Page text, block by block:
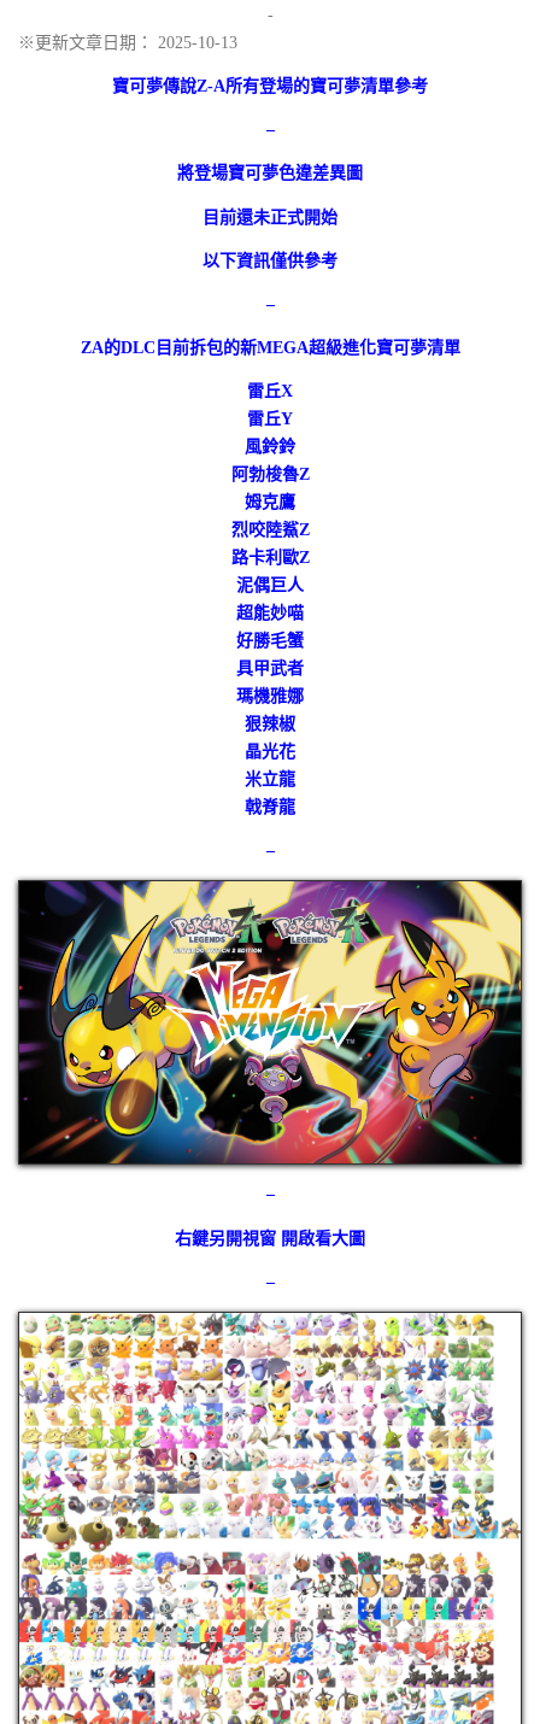
-
※更新文章日期： 2025-10-13
寶可夢傳說Z-A所有登場的寶可夢清單參考
–
將登場寶可夢色違差異圖
目前還未正式開始
以下資訊僅供參考
–
ZA的DLC目前拆包的新MEGA超級進化寶可夢清單
雷丘X
雷丘Y
風鈴鈴
阿勃梭魯Z
姆克鷹
烈咬陸鯊Z
路卡利歐Z
泥偶巨人
超能妙喵
好勝毛蟹
具甲武者
瑪機雅娜
狠辣椒
晶光花
米立龍
戟脊龍
–
–
右鍵另開視窗 開啟看大圖
–